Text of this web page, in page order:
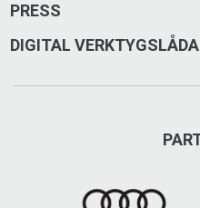
PRESS
DIGITAL VERKTYGSLÅDA